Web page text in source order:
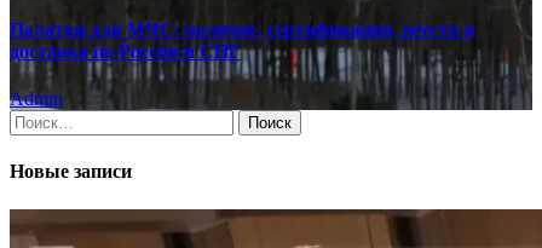
Палатки для МЧС: наличие, сертификация, реестр и
доставка по России и СНГ
Admin
Найти:
Новые записи